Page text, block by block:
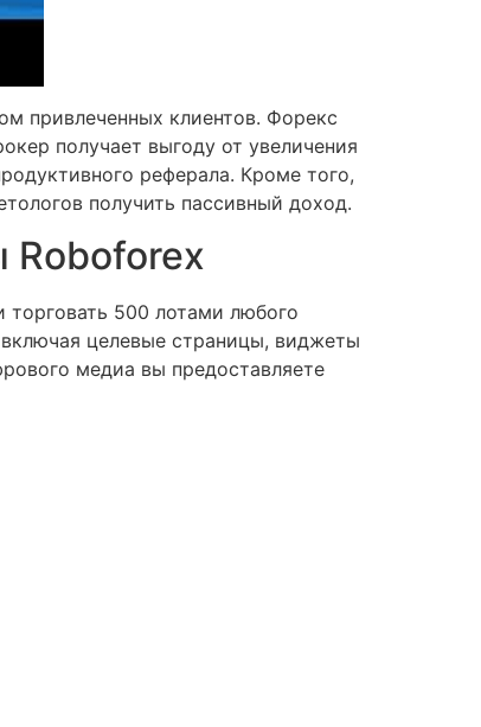
привлеченных клиентов. Форекс
получает выгоду от увеличения
реферала. Кроме того,
получить пассивный доход.
Roboforex
500 лотами любого
целевые страницы, виджеты
медиа вы предоставляете